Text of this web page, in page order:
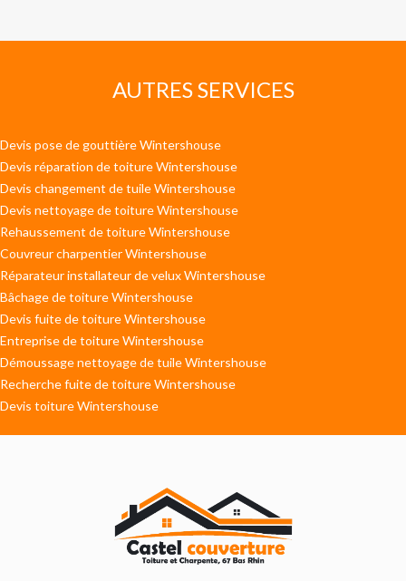
AUTRES SERVICES
Devis pose de gouttière Wintershouse
Devis réparation de toiture Wintershouse
Devis changement de tuile Wintershouse
Devis nettoyage de toiture Wintershouse
Rehaussement de toiture Wintershouse
Couvreur charpentier Wintershouse
Réparateur installateur de velux Wintershouse
Bâchage de toiture Wintershouse
Devis fuite de toiture Wintershouse
Entreprise de toiture Wintershouse
Démoussage nettoyage de tuile Wintershouse
Recherche fuite de toiture Wintershouse
Devis toiture Wintershouse